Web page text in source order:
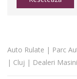
Auto Rulate | Parc
| Cluj | Dealeri Masini